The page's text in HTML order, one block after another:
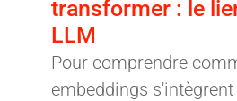
transformer : le
LLM
Pour comprendre
embeddings